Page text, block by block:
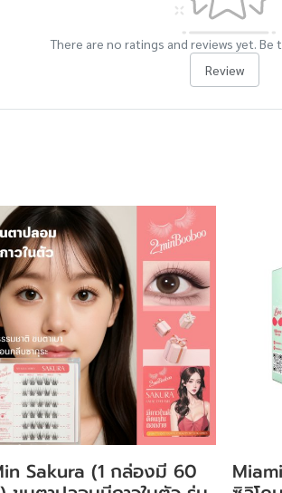
There are no ratings and reviews yet.
Review
Sakura (1 กล่องมี 60